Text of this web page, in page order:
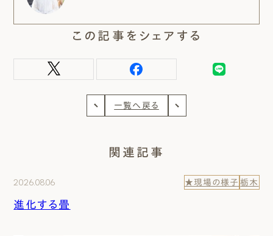
この記事をシェアする
一覧へ戻る
関連記事
2026.08.06 ★現場の様子 栃木
進化する畳